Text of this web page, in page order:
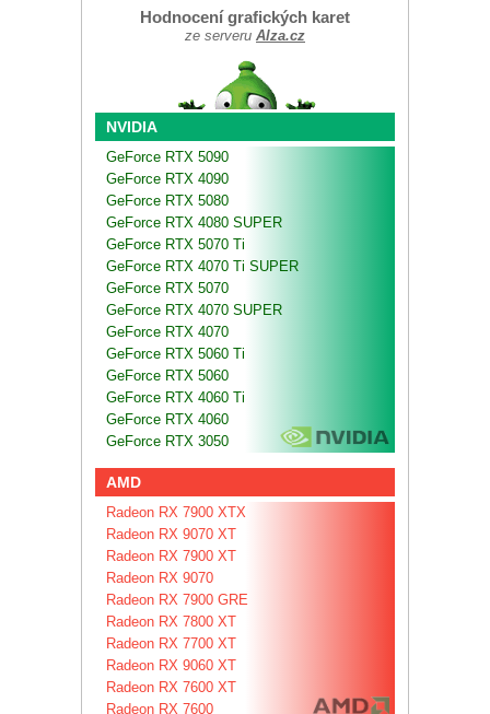
Hodnocení grafických karet
ze serveru Alza.cz
NVIDIA
GeForce RTX 5090
GeForce RTX 4090
GeForce RTX 5080
GeForce RTX 4080 SUPER
GeForce RTX 5070 Ti
GeForce RTX 4070 Ti SUPER
GeForce RTX 5070
GeForce RTX 4070 SUPER
GeForce RTX 4070
GeForce RTX 5060 Ti
GeForce RTX 5060
GeForce RTX 4060 Ti
GeForce RTX 4060
GeForce RTX 3050
AMD
Radeon RX 7900 XTX
Radeon RX 9070 XT
Radeon RX 7900 XT
Radeon RX 9070
Radeon RX 7900 GRE
Radeon RX 7800 XT
Radeon RX 7700 XT
Radeon RX 9060 XT
Radeon RX 7600 XT
Radeon RX 7600